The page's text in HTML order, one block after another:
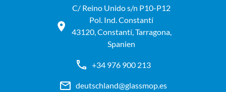
C/ Reino Unido s/n P10-P12
Pol. Ind. Constantí
43120, Constantí, Tarragona,
Spanien
+34 976 900 213
deutschland@glassmop.es